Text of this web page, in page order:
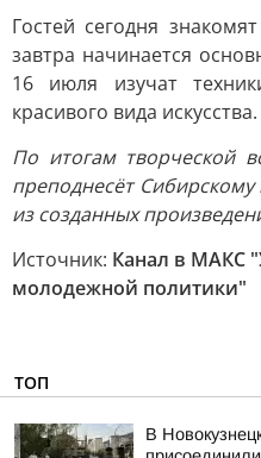
Гостей сегодня
завтра начинается
16 июля изучат
красивого вида искусства.
По итогам творческой
преподнесёт
из созданных
Источник: Канал в МАКС
молодежной политики"
ТОП
В